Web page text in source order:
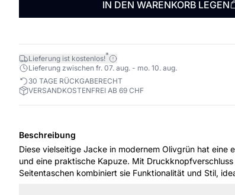
IN DEN WARENKORB LEGEN
Lieferung ist kostenlos!*
Lieferung zwischen fr. 07. aug. - mo. 10. aug.
30 TAGE RÜCKGABERECHT
VERSANDKOSTENFREI AB 69 CHF
Beschreibung
Diese vielseitige Jacke in modernem Olivgrün hat eine
und eine praktische Kapuze. Mit
Seitentaschen kombiniert sie Funktionalität und Stil,